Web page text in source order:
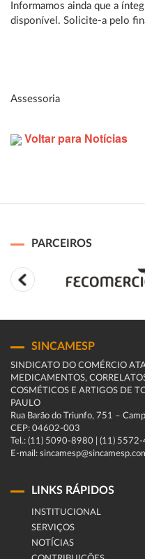
Informamos ainda que a
disponível. Solicite-a pelo
Assessoria
Voltar para Notícias
PARCEIROS
SINCAMESP
SINDICATO DO COMÉRCIO
MEDICAMENTOS,
COSMÉTICOS E ARTIGOS DE
PAULO
Rua Barão do Triunfo, 751 –
CEP: 04602-003
Tel.: (11) 5090-8980 | (11)
E-mail:
LINKS RÁPIDOS
INSTITUCIONAL
SERVIÇOS
NOTÍCIAS